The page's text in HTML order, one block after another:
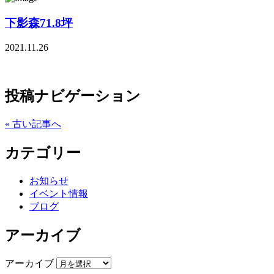
下影森71.8坪
2021.11.26
投稿ナビゲーション
« 古い記事へ
カテゴリー
お知らせ
イベント情報
ブログ
アーカイブ
アーカイブ